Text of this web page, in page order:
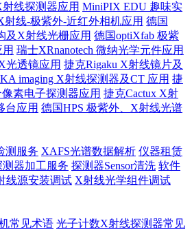
线探测器应用 MiniPIX EDU 趣味实
射线-极紫外-近红外相机应用 德国
及X射线光栅应用 德国optiXfab 极紫
瑞士XRnanotech 微纳光学元件应用
光透镜应用 捷克Rigaku X射线镜片及
imaging X射线探测器及CT 应用 捷
像素电子探测器应用 捷克Cactux X射
台应用 德国HPS 极紫外、X射线光谱
测服务 XAFS光谱数据解析 仪器租赁
器加工服务 探测器Sensor清洗 软件
线源安装调试 X射线光学组件调试
常见术语 光子计数X射线探测器常见